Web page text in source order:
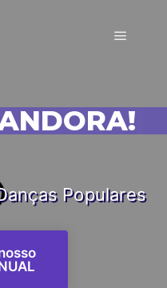
Populares